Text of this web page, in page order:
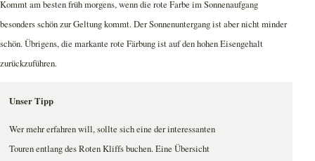
Kommt am besten früh morgens, wenn die rote Farbe im Sonnenaufgang
besonders schön zur Geltung kommt. Der Sonnenuntergang ist aber nicht minder
schön. Übrigens, die markante rote Färbung ist auf den hohen Eisengehalt
zurückzuführen.
Unser Tipp
Wer mehr erfahren will, sollte sich eine der interessanten
Touren entlang des Roten Kliffs buchen. Eine Übersicht